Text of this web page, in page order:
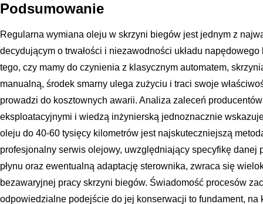
Podsumowanie
Regularna wymiana oleju w skrzyni biegów jest jednym z
decydującym o trwałości i niezawodności układu
tego, czy mamy do czynienia z klasycznym automatem,
manualną, środek smarny ulega zużyciu i traci swoje
prowadzi do kosztownych awarii. Analiza zaleceń
eksploatacyjnymi i wiedzą inżynierską jednoznacznie
oleju do 40-60 tysięcy kilometrów jest najskuteczniejszą
profesjonalny serwis olejowy, uwzględniający specyfikę danej
płynu oraz ewentualną adaptację sterownika, zwraca się
bezawaryjnej pracy skrzyni biegów. Świadomość procesów
odpowiedzialne podejście do jej konserwacji to fundament, na